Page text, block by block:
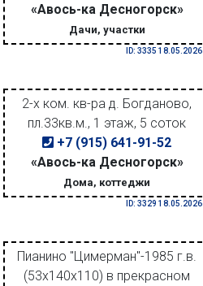
«Авось-ка Десногорск»
Дачи, участки
ID: 3335 18.05.2026
2-х ком. кв-ра д. Богданово,
пл.33кв.м., 1 этаж, 5 соток
+7 (915) 641-91-52
«Авось-ка Десногорск»
Дома, коттеджи
ID: 3329 18.05.2026
Пианино "Цимерман"-1985 г.в.
(53х140х110) в прекрасном